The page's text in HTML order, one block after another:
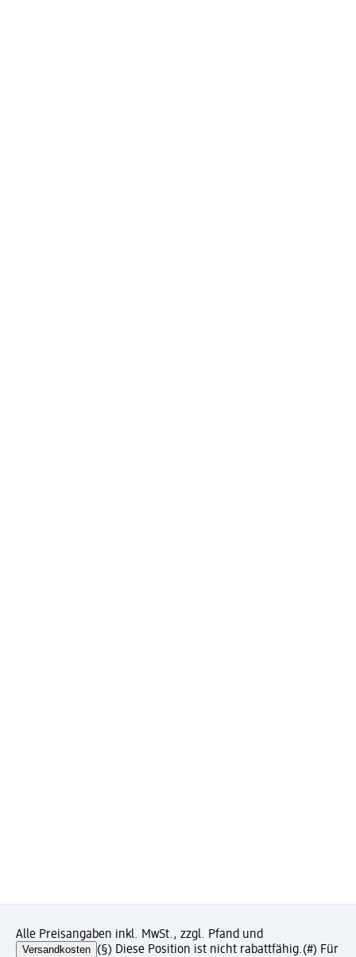
Alle Preisangaben inkl. MwSt., zzgl. Pfand und
Versandkosten (§) Diese Position ist nicht rabattfähig.(#) Für